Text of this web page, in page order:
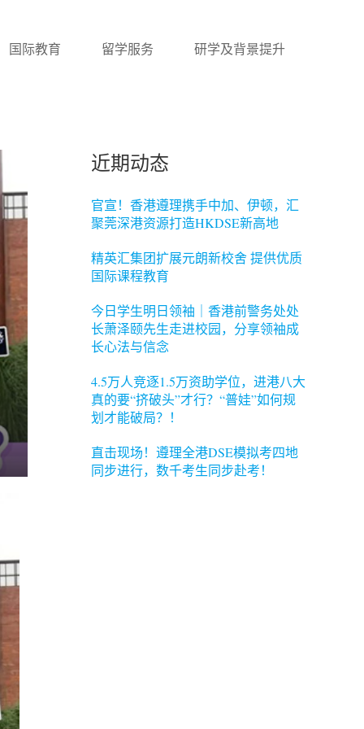
国际教育 留学服务 研学及背景提升
近期动态
官宣！香港遵理携手中加、伊顿，汇
聚莞深港资源打造HKDSE新高地
精英汇集团扩展元朗新校舍 提供优质
国际课程教育
今日学生明日领袖｜香港前警务处处
长萧泽颐先生走进校园，分享领袖成
长心法与信念
4.5万人竞逐1.5万资助学位，进港八大
真的要“挤破头”才行？“普娃”如何规
划才能破局？！
直击现场！遵理全港DSE模拟考四地
同步进行，数千考生同步赴考！